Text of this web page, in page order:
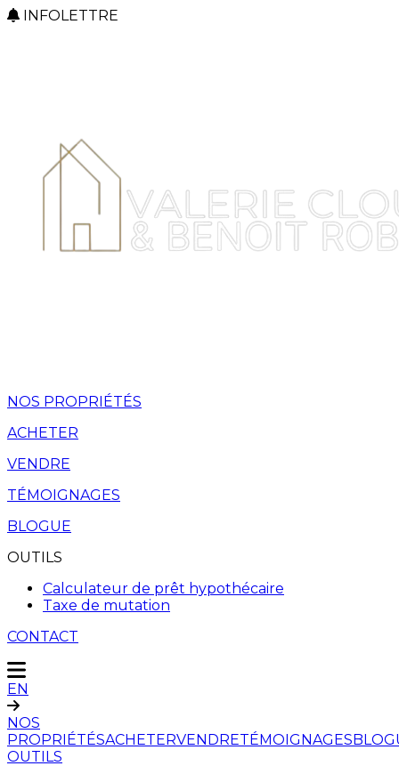
INFOLETTRE
NOS PROPRIÉTÉS
ACHETER
VENDRE
TÉMOIGNAGES
BLOGUE
OUTILS
Calculateur de prêt hypothécaire
Taxe de mutation
CONTACT
EN
NOS
PROPRIÉTÉSACHETERVENDRETÉMOIGNAGES
OUTILS